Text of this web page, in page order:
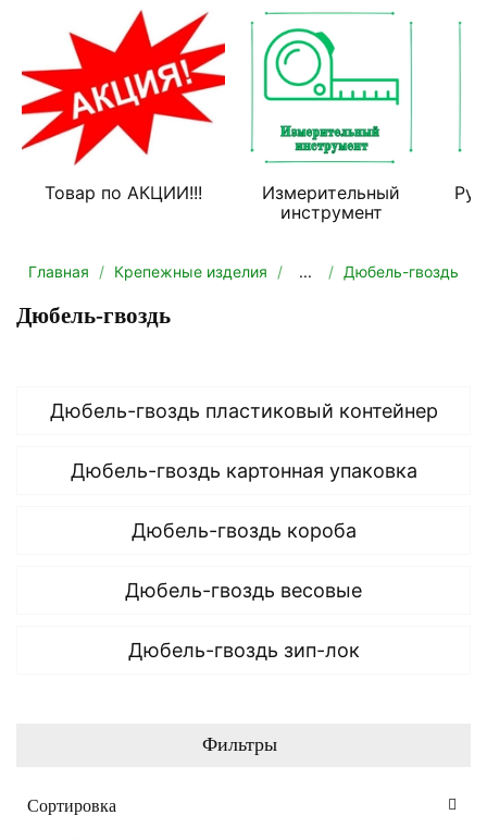
Товар по АКЦИИ!!!
Измерительный
инструмент
Главная Крепежные изделия ... Дюбель-гвоздь
Дюбель-гвоздь
Дюбель-гвоздь пластиковый контейнер
Дюбель-гвоздь картонная упаковка
Дюбель-гвоздь короба
Дюбель-гвоздь весовые
Дюбель-гвоздь зип-лок
Фильтры